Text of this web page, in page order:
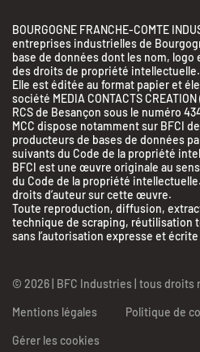
BOURGOGNE FRANCHE-COMTE
entreprises industrielles de
base de données dont les nom,
des droits de propriété intellectuelle.
Elle est éditée au format papier et
société MEDIA CONTACTS
RCS de Besançon sous le numéro
MCC dispose notamment sur BFCI
producteurs de bases de données
suivants du Code de la propriété
BFCI est une œuvre originale au
du Code de la propriété
droits d’auteur sur cette œuvre.
Toute reproduction, diffusion,
technique de scraping, réutilisation
sans l’autorisation expresse et
© 2026 | BFC Industries | tous droits
Mentions légales Politique de
Gérer les cookies
BFC Industries
Utilise des Cookies
On a attendu d'être sûrs que le contenu
visite...